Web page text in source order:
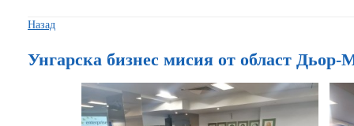
Назад
Унгарска бизнес мисия от област